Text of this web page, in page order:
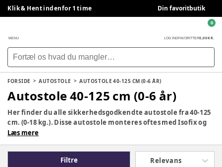
Klik & Hent indenfor 1 time Din favoritbutik
MENU LOG INDFAVORITTER0,00 KR.
0
FORSIDE AUTOSTOLE AUTOSTOLE 40-125 CM (0-6 ÅR)
Autostole 40-125 cm (0-6 år)
Her finder du alle sikkerhedsgodkendte autostole fra 40-125
cm. (0-18 kg.). Disse autostole monteres oftes med Isofix og
kan bruges fra barnet er nyfødt og op til ca. 6 år. De første 15
obligatorisk i mindst 15 måneder (76 cm.) og derefter kan
stolen bruges fremadvendt. Find den rette autostol til jeres
Læs mere
Filtre Relevans